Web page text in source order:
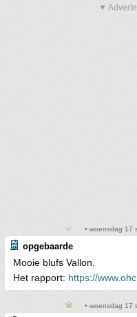
▼
• woensdag 17
opgebaarde
Mooie blufs Vallon.
Het rapport: https://
• woensdag 17